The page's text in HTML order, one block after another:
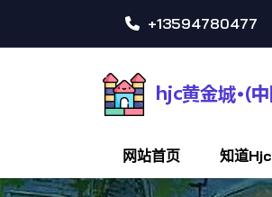
+13594780477
网站首页 知道hjc